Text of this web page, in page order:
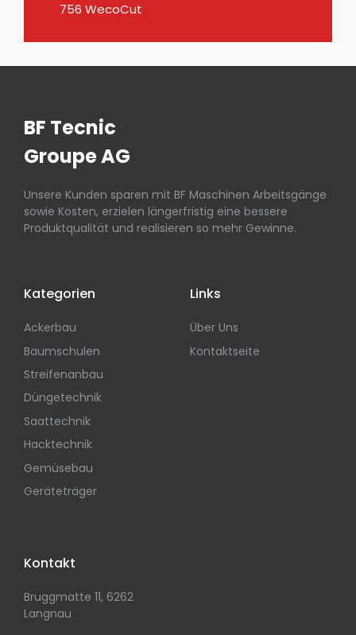
756 WecoCut
BF Tecnic
Groupe AG
Unsere Kunden sparen mit BF Maschinen Arbeitsgänge
sowie Kosten, erzielen längerfristig eine bessere
Produktqualität und realisieren so mehr Gewinne.
Kategorien
Ackerbau
Baumschulen
Streifenanbau
Düngetechnik
Saattechnik
Hacktechnik
Gemüsebau
Geräteträger
Links
Über Uns
Kontaktseite
Kontakt
Bruggmatte 11, 6262
Langnau